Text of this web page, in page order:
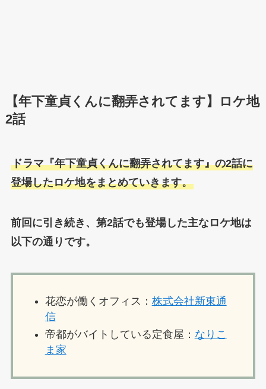
【年下童貞くんに翻弄されてます】ロケ地
2話
ドラマ『年下童貞くんに翻弄されてます』の2話に
登場したロケ地をまとめていきます。
前回に引き続き、第2話でも登場した主なロケ地は
以下の通りです。
花恋が働くオフィス： 株式会社新東通
信
帝都がバイトしている定食屋： なりこ
ま家